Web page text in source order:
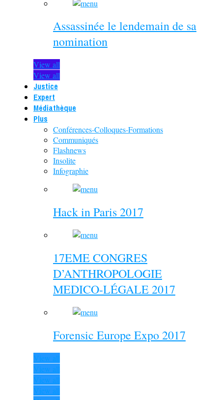
Assassinée le lendemain de sa
nomination
View all
View all
Justice
Expert
Médiathèque
Plus
Conférences-Colloques-Formations
Communiqués
Flashnews
Insolite
Infographie
Hack in Paris 2017
17EME CONGRES
D’ANTHROPOLOGIE
MEDICO-LÉGALE 2017
Forensic Europe Expo 2017
View all
View all
View all
View all